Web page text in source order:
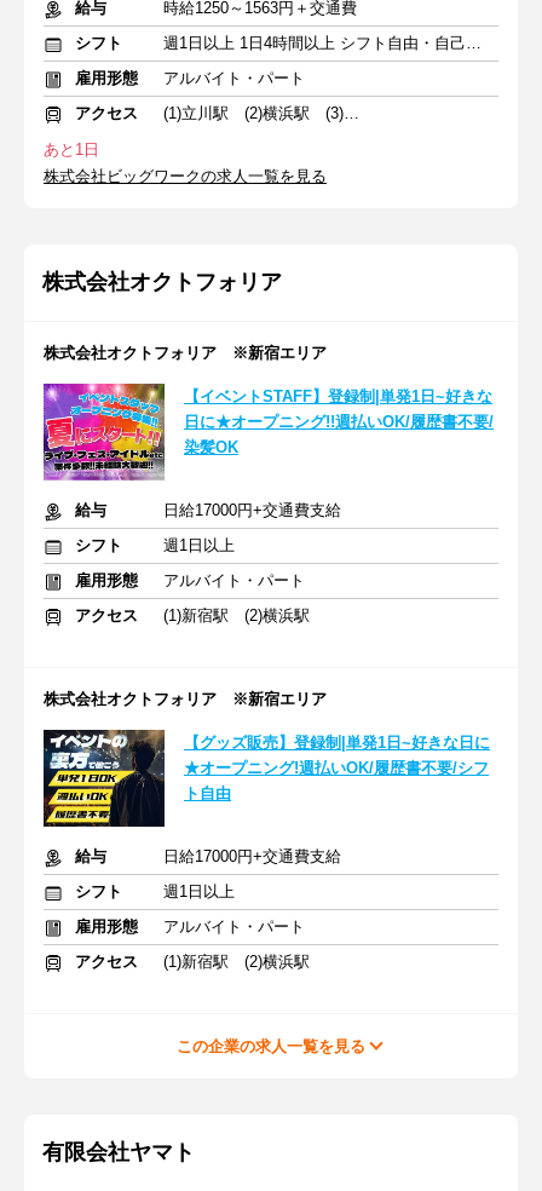
給与
時給1250～1563円＋交通費
シフト
週1日以上 1日4時間以上 シフト自由・自己申告
雇用形態
アルバイト・パート
アクセス
(1)立川駅 (2)横浜駅 (3)池袋駅
あと1日
株式会社ビッグワークの求人一覧を見る
株式会社オクトフォリア
株式会社オクトフォリア ※新宿エリア
【イベントSTAFF】登録制|単発1日~好きな
日に★オープニング!!週払いOK/履歴書不要/
染髪OK
給与
日給17000円+交通費支給
シフト
週1日以上
雇用形態
アルバイト・パート
アクセス
(1)新宿駅 (2)横浜駅
株式会社オクトフォリア ※新宿エリア
【グッズ販売】登録制|単発1日~好きな日に
★オープニング!週払いOK/履歴書不要/シフ
ト自由
給与
日給17000円+交通費支給
シフト
週1日以上
雇用形態
アルバイト・パート
アクセス
(1)新宿駅 (2)横浜駅
この企業の求人一覧を見る
有限会社ヤマト